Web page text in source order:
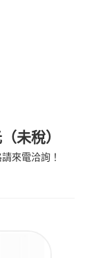
未稅）
來電洽詢！